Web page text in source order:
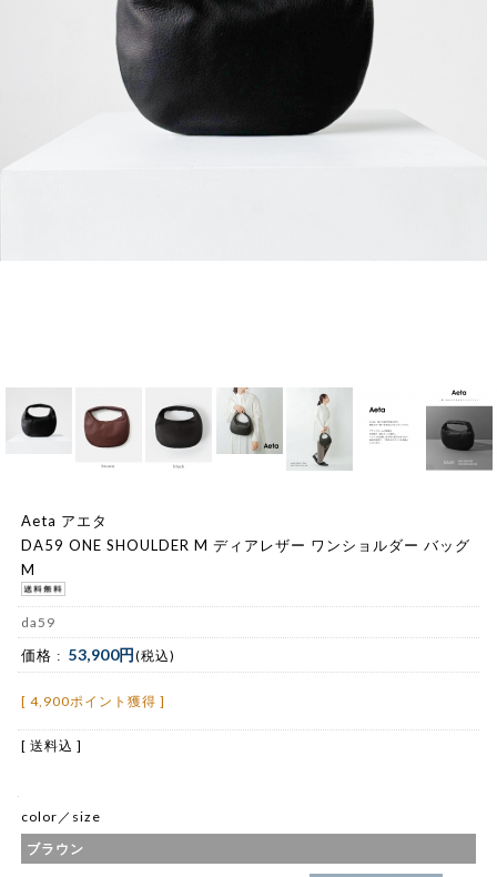
Aeta アエタ
DA59 ONE SHOULDER M ディアレザー ワンショルダー バッグ
M
da59
価格 : 53,900円(税込)
[ 4,900ポイント獲得 ]
[ 送料込 ]
color／size
ブラウン